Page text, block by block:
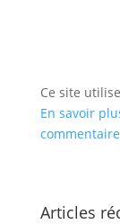
Ce site
En savoir
Articles